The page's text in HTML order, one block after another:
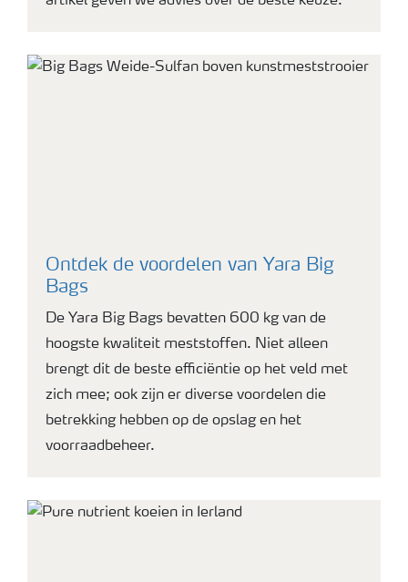
Ontdek de voordelen van Yara Big
Bags
De Yara Big Bags bevatten 600 kg van de
hoogste kwaliteit meststoffen. Niet alleen
brengt dit de beste efficiëntie op het veld met
zich mee; ook zijn er diverse voordelen die
betrekking hebben op de opslag en het
voorraadbeheer.